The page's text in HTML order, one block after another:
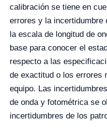
calibración se tiene en
errores y la incertidumbre
la escala de longitud de
base para conocer el
respecto a las
de exactitud o los errores
equipo. Las
de onda y fotométrica se
incertidumbres de los